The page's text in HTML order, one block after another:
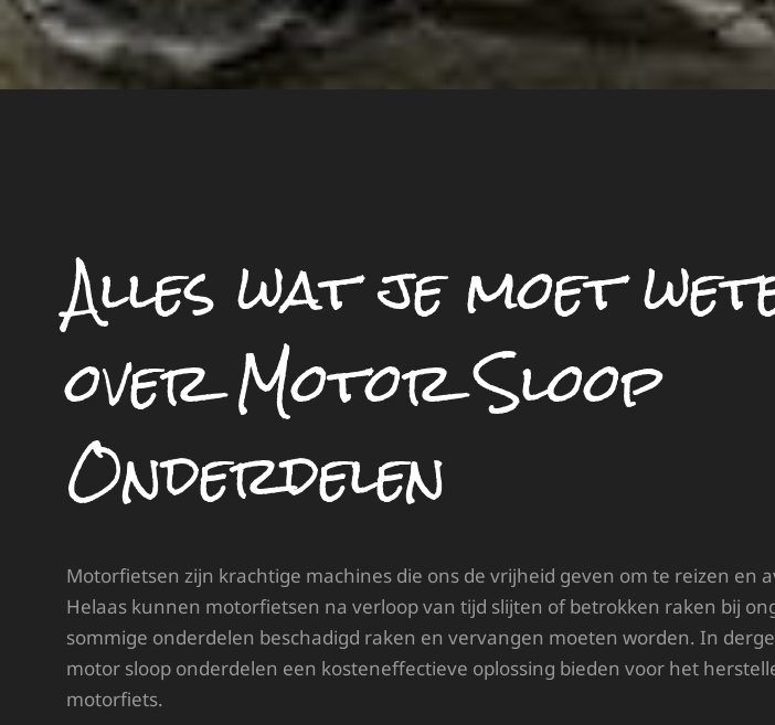
Alles wat je moet
over Motor Sloop
Onderdelen
Motorfietsen zijn krachtige machines die ons de vrijheid geven om te reizen en
Helaas kunnen motorfietsen na verloop van tijd slijten of betrokken raken bij
sommige onderdelen beschadigd raken en vervangen moeten worden. In
motor sloop onderdelen een kosteneffectieve oplossing bieden voor het
motorfiets.